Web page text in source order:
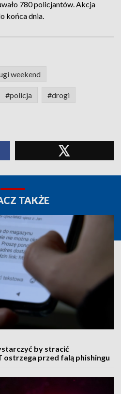
780 policjantów. Akcja
końca dnia.
weekend
#policja #drogi
TAKŻE
by stracić
ostrzega przed falą phishingu